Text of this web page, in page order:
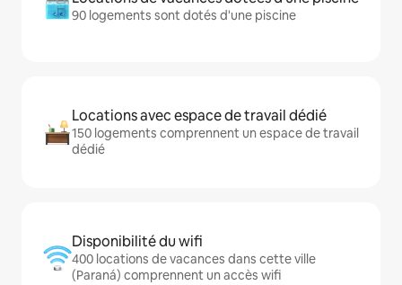
90 logements sont dotés d'une piscine
Locations avec espace de travail dédié
150 logements comprennent un espace de travail
dédié
Disponibilité du wifi
400 locations de vacances dans cette ville
(Paraná) comprennent un accès wifi